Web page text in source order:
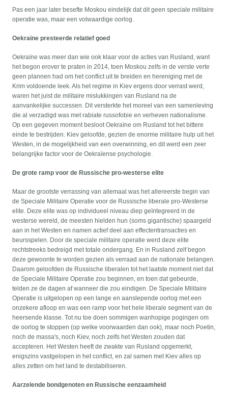
Pas een jaar later besefte Moskou eindelijk dat dit geen speciale militaire
operatie was, maar een volwaardige oorlog.
Oekraïne presteerde relatief goed
Oekraïne was meer dan wie ook klaar voor de acties van Rusland, want
het begon erover te praten in 2014, toen Moskou zelfs in de verste verte
geen plannen had om het conflict uit te breiden en hereniging met de
Krim voldoende leek. Als het regime in Kiev ergens door verrast werd,
waren het juist de militaire mislukkingen van Rusland na de
aanvankelijke successen. Dit versterkte het moreel van een samenleving
die al verzadigd was met rabiate russofobie en verheven nationalisme.
Op een gegeven moment besloot Oekraïne om Rusland tot het bittere
einde te bestrijden. Kiev geloofde, gezien de enorme militaire hulp uit het
Westen, in de mogelijkheid van een overwinning, en dit werd een zeer
belangrijke factor voor de Oekraïense psychologie.
De grote ramp voor de Russische pro-westerse elite
Maar de grootste verrassing van allemaal was het allereerste begin van
de Speciale Militaire Operatie voor de Russische liberale pro-Westerse
elite. Deze elite was op individueel niveau diep geïntegreerd in de
westerse wereld, de meesten hielden hun (soms gigantische) spaargeld
aan in het Westen en namen actief deel aan effectentransacties en
beursspelen. Door de speciale militaire operatie werd deze elite
rechtstreeks bedreigd met totale ondergang. En in Rusland zelf begon
deze gewoonte te worden gezien als verraad aan de nationale belangen.
Daarom geloofden de Russische liberalen tot het laatste moment niet dat
de Speciale Militaire Operatie zou beginnen, en toen dat gebeurde,
telden ze de dagen af wanneer die zou eindigen. De Speciale Militaire
Operatie is uitgelopen op een lange en aanslepende oorlog met een
onzekere afloop en was een ramp voor het hele liberale segment van de
heersende klasse. Tot nu toe doen sommigen wanhopige pogingen om
de oorlog te stoppen (op welke voorwaarden dan ook), maar noch Poetin,
noch de massa's, noch Kiev, noch zelfs het Westen zouden dat
accepteren. Het Westen heeft de zwakte van Rusland opgemerkt,
enigszins vastgelopen in het conflict, en zal samen met Kiev alles op
alles zetten om het land te destabiliseren.
Aarzelende bondgenoten en Russische eenzaamheid